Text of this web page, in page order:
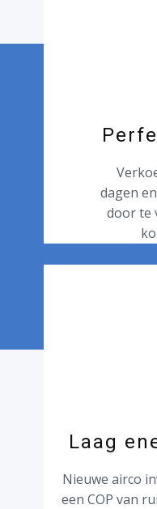
dagen
door te
Laag
Nieuwe airco
een COP van